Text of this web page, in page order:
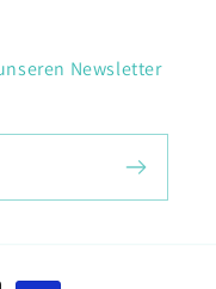
Newsletter